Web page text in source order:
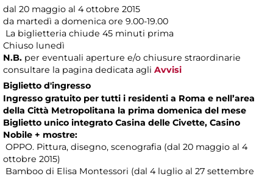
dal 20 maggio al 4 ottobre 2015
da martedì a domenica ore 9.00-19.00
La biglietteria chiude 45 minuti prima
Chiuso lunedì
N.B. per eventuali aperture e/o chiusure straordinarie
consultare la pagina dedicata agli Avvisi
Biglietto d'ingresso
Ingresso gratuito per tutti i residenti a Roma e nell’area
della Città Metropolitana la prima domenica del mese
Biglietto unico integrato Casina delle Civette, Casino
Nobile + mostre:
OPPO. Pittura, disegno, scenografia (dal 20 maggio al 4
ottobre 2015)
Bamboo di Elisa Montessori (dal 4 luglio al 27 settembre